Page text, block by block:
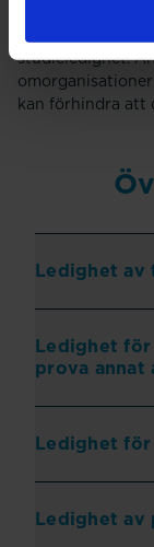
Du har rätt att få
som du hade
studieledighet.
kan förhindra att
Ledighet av
Ledighet
prova annat
Ledighet
Ledighet av